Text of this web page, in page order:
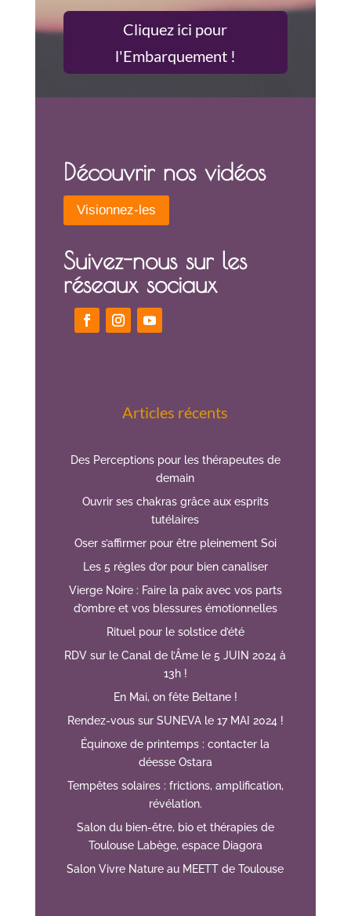
Cliquez ici pour
l'Embarquement !
Découvrir nos vidéos
Visionnez-les
Suivez-nous sur les
réseaux sociaux
Articles récents
Des Perceptions pour les thérapeutes de
demain
Ouvrir ses chakras grâce aux esprits
tutélaires
Oser s’affirmer pour être pleinement Soi
Les 5 règles d’or pour bien canaliser
Vierge Noire : Faire la paix avec vos parts
d’ombre et vos blessures émotionnelles
Rituel pour le solstice d’été
RDV sur le Canal de l’Âme le 5 JUIN 2024 à
13h !
En Mai, on fête Beltane !
Rendez-vous sur SUNEVA le 17 MAI 2024 !
Équinoxe de printemps : contacter la
déesse Ostara
Tempêtes solaires : frictions, amplification,
révélation.
Salon du bien-être, bio et thérapies de
Toulouse Labège, espace Diagora
Salon Vivre Nature au MEETT de Toulouse